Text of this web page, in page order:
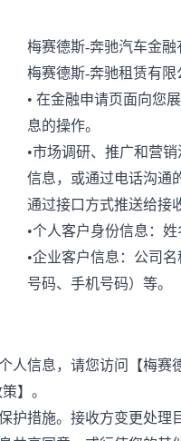
梅赛德斯-奔驰汽车金融
梅赛德斯-奔驰租赁有限
• 在金融申请页面向您
息的操作。
•市场调研、推广和营
信息，或通过电话沟通
通过接口方式推送给接
•个人客户身份信息：姓
•企业客户信息：公司名
号码、手机号码）等。
人信息，请您访问【梅赛
】。
护措施。接收方变更处理